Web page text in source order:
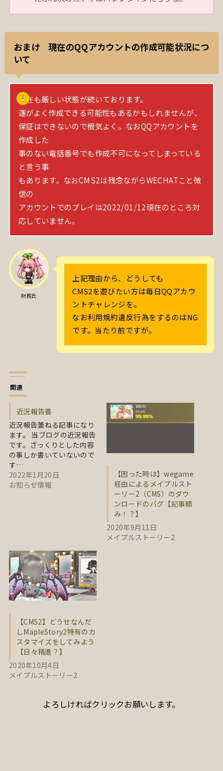
おまけ 現在のQQアカウントの作成可能状況につ
いて
現在も厳しい状態が続いております。
運がよく作成できる可能性もあるかもしれませんが、
保証はできないので根気よく。なおQQアカウントを
作成した
事のない電話番号でも作成不可になってしまっている
と言う事
もあります。なおCMS2は残念ながらWECHATこと微
信の
アカウントでのプレイは2022/01/12現在のところ対
応していません。
財務氏
上記理由から、どうしても
CMS2を遊びたい方は毎日QQアカウ
ントチャレンジを。
なお利用規約違反行為をするのはNG
です。当たり前ですが。
関連
近況報告書
近況報告兼ねる記事になり
ます。 当ブログの近況報告
です。ざっくりとした内容
の事しか書いていないので
す…
2022年1月20日
お知らせ情報
【困った時は】wegame
経由によるメイプルスト
ーリー2（CMS）のダウ
ンロードのバグ【記事頼
み！？】
2020年9月11日
メイプルストーリー2
【CMS2】どうせなんだ
しMapleStory2特有のカ
スタマイズをしてみよう
【日々精進？】
2020年10月4日
メイプルストーリー2
よろしければクリックお願いします。